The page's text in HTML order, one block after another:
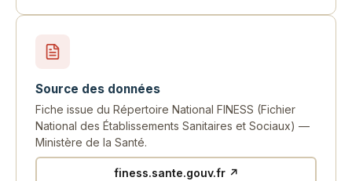
Source des données
Fiche issue du Répertoire National FINESS (Fichier
National des Établissements Sanitaires et Sociaux) —
Ministère de la Santé.
finess.sante.gouv.fr ↗